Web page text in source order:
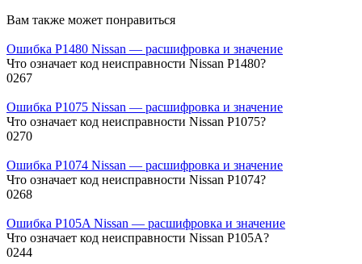
Вам также может понравиться
Ошибка P1480 Nissan — расшифровка и значение
Что означает код неисправности Nissan P1480?
0267
Ошибка P1075 Nissan — расшифровка и значение
Что означает код неисправности Nissan P1075?
0270
Ошибка P1074 Nissan — расшифровка и значение
Что означает код неисправности Nissan P1074?
0268
Ошибка P105A Nissan — расшифровка и значение
Что означает код неисправности Nissan P105A?
0244